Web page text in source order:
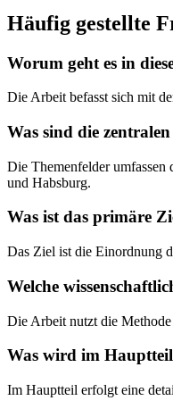
Häufig gestellte
Worum geht es in
Die Arbeit befasst sich mit
Was sind die
Die Themenfelder umfassen
und Habsburg.
Was ist das primäre
Das Ziel ist die Einordnung
Welche
Die Arbeit nutzt die Methode
Was wird im
Im Hauptteil erfolgt eine